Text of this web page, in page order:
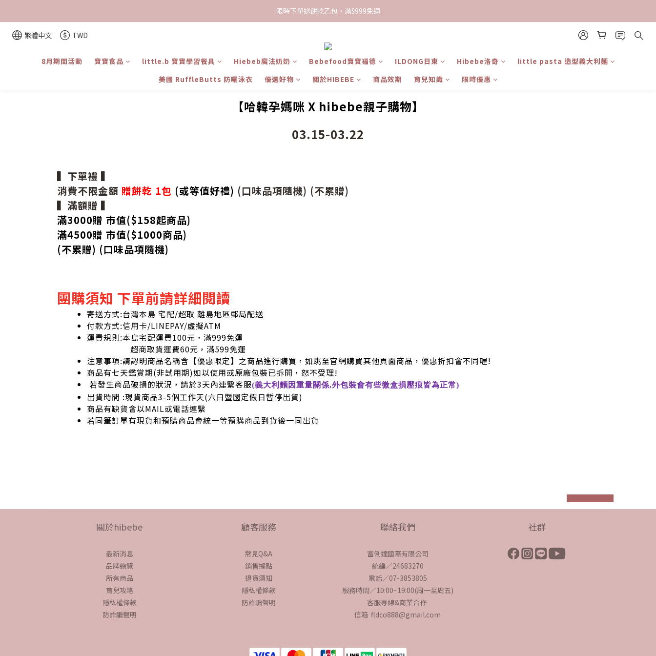
限時下單送餅乾乙包，滿$999免運
限時下單送餅乾乙包，滿$999免運
繁體中文 TWD
8月期間活動 寶寶食品 little.b 寶寶學習餐具 Hiebeb魔法奶奶 Bebefood寶寶福德 ILDONG日東 Hibebe洛奇
little pasta 造型義大利麵
美國 RuffleButts 防曬泳衣
優選好物 關於HIBEBE 商品效期 育兒知識 限時優惠
【哈韓孕媽咪 X hibebe親子購物】
03.15-03.22
▍下單禮 ▍
消費不限金額 贈餅乾 1包 (或等值好禮) (口味品項隨機) (不累贈)
▍滿額贈 ▍
滿3000贈 市值($158起商品)
滿4500贈 市值($1000商品)
(不累贈) (口味品項隨機)
團購須知 下單前請詳細閱讀
寄送方式:台灣本島 宅配/超取 離島地區郵局配送
付款方式:信用卡/LINEPAY/虛擬ATM
運費規則:本島宅配運費100元，滿999免運
超商取貨運費60元，滿599免運
注意事項:請認明商品名稱含【優惠限定】之商品進行購買，如跳至官網購買其他頁面商品，優惠折扣會不同喔!
商品有七天鑑賞期(非試用期)如以使用或原廠包裝已拆開，怒不受理!
若發生商品破損的狀況，請於3天內連繫客服(義大利麵因重量關係,外包裝會有些微盒損壓痕皆為正常)
出貨時間 :現貨商品3-5個工作天(六日暨國定假日暫停出貨)
商品有缺貨會以MAIL或電話連繫
若同筆訂單有現貨和預購商品會統一等預購商品到貨後一同出貨
關於hibebe
最新消息
品牌總覽
所有商品
育兒攻略
隱私權條款
防詐騙聲明
顧客服務
常見Q&A
銷售據點
退貨須知
隱私權條款
防詐騙聲明
聯絡我們
富俐達國際有限公司
統編／24683270
電話／07-3853805
服務時間／10:00~19:00(周一至周五)
客服專線&商業合作
信箱 fldco888@gmail.com
社群